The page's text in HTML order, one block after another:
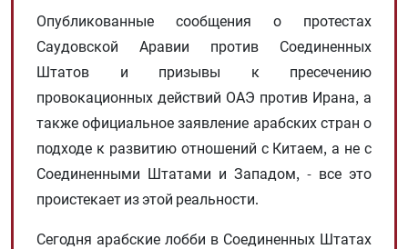
Опубликованные сообщения о протестах
Саудовской Аравии против Соединенных
Штатов и призывы к пресечению
провокационных действий ОАЭ против Ирана, а
также официальное заявление арабских стран о
подходе к развитию отношений с Китаем, а не с
Соединенными Штатами и Западом, - все это
проистекает из этой реальности.
Сегодня арабские лобби в Соединенных Штатах